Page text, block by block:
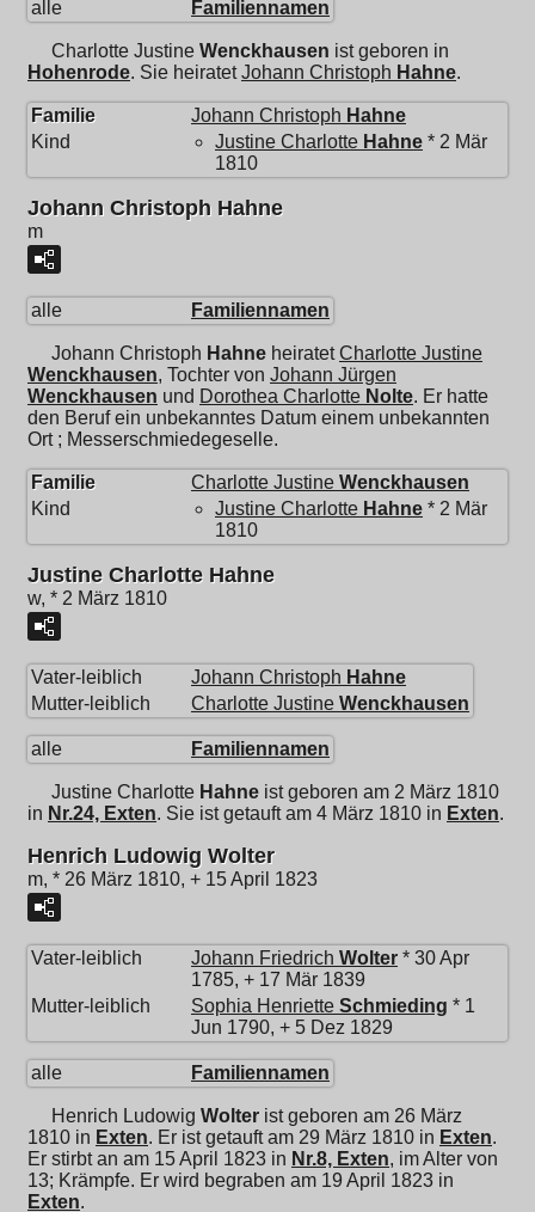
alle Familiennamen
Charlotte Justine Wenckhausen ist geboren in
Hohenrode. Sie heiratetJohann Christoph Hahne.
Familie Johann Christoph Hahne
Kind
Justine Charlotte Hahne * 2 Mär
1810
Johann Christoph Hahne
m
alle Familiennamen
Johann Christoph Hahne heiratetCharlotte Justine
Wenckhausen, Tochter von Johann Jürgen
Wenckhausen und Dorothea Charlotte Nolte. Er hatte
den Beruf ein unbekanntes Datum einem unbekannten
Ort ; Messerschmiedegeselle.
Familie Charlotte Justine Wenckhausen
Kind
Justine Charlotte Hahne * 2 Mär
1810
Justine Charlotte Hahne
w, * 2 März 1810
Vater-leiblich Johann Christoph Hahne
Mutter-leiblich
Charlotte Justine Wenckhausen
alle Familiennamen
Justine Charlotte Hahne ist geboren am 2 März 1810
in Nr.24, Exten. Sie ist getauft am 4 März 1810 in Exten.
Henrich Ludowig Wolter
m, * 26 März 1810, + 15 April 1823
Vater-leiblich Johann Friedrich Wolter * 30 Apr
1785, + 17 Mär 1839
Mutter-leiblich
Sophia Henriette Schmieding * 1
Jun 1790, + 5 Dez 1829
alle Familiennamen
Henrich Ludowig Wolter ist geboren am 26 März
1810 in Exten. Er ist getauft am 29 März 1810 in Exten.
Er stirbt an am 15 April 1823 in Nr.8, Exten, im Alter von
13; Krämpfe. Er wird begraben am 19 April 1823 in
Exten.